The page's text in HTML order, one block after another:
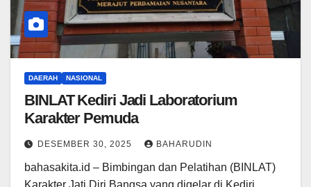
DAERAH NASIONAL
BINLAT Kediri Jadi Laboratorium
Karakter Pemuda
DESEMBER 30, 2025 BAHARUDIN
bahasakita.id – Bimbingan dan Pelatihan (BINLAT)
Karakter Jati Diri Bangsa yang digelar di Kediri,